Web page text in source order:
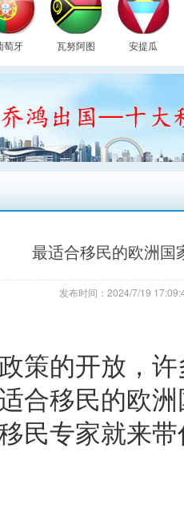
萄牙 瓦努阿图 安提瓜
最适合移民的欧洲国
发布时间：2024/7/19
策的开放，
合移民的欧
民专家就来